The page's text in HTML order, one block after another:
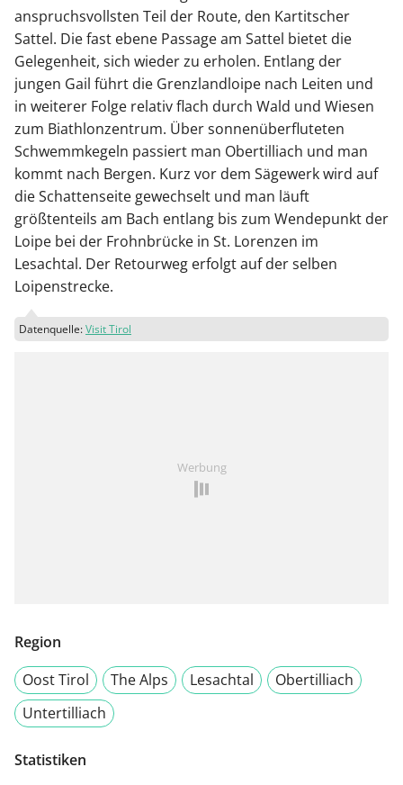
anspruchsvollsten Teil der Route, den Kartitscher
Sattel. Die fast ebene Passage am Sattel bietet die
Gelegenheit, sich wieder zu erholen. Entlang der
jungen Gail führt die Grenzlandloipe nach Leiten und
in weiterer Folge relativ flach durch Wald und Wiesen
zum Biathlonzentrum. Über sonnenüberfluteten
Schwemmkegeln passiert man Obertilliach und man
kommt nach Bergen. Kurz vor dem Sägewerk wird auf
die Schattenseite gewechselt und man läuft
größtenteils am Bach entlang bis zum Wendepunkt der
Loipe bei der Frohnbrücke in St. Lorenzen im
Lesachtal. Der Retourweg erfolgt auf der selben
Loipenstrecke.
Datenquelle:Visit Tirol
Werbung
Region
Oost Tirol
The Alps Lesachtal
Obertilliach
Untertilliach
Statistiken